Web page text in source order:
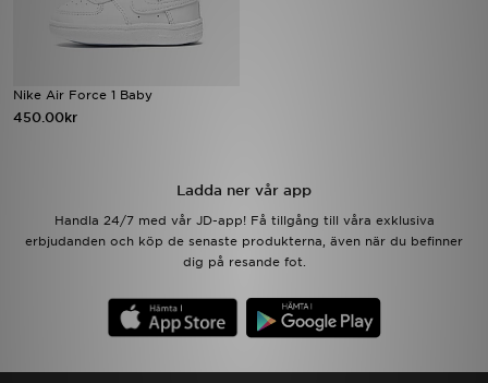
Nike Air Force 1 Baby
450.00kr
Ladda ner vår app
Handla 24/7 med vår JD-app! Få tillgång till våra exklusiva
erbjudanden och köp de senaste produkterna, även när du befinner
dig på resande fot.
Mina meddelanden
JD Blogg